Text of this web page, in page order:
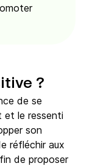
?
de se
et le ressenti
son
réfléchir aux
de proposer